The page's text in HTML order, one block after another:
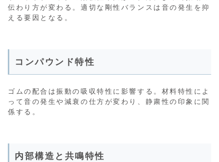
伝わり方が変わる。適切な剛性バランスは音の発生を抑
える要因となる。
コンパウンド特性
ゴムの配合は振動の吸収特性に影響する。材料特性によ
って音の発生や減衰の仕方が変わり、静粛性の印象に関
係する。
内部構造と共鳴特性